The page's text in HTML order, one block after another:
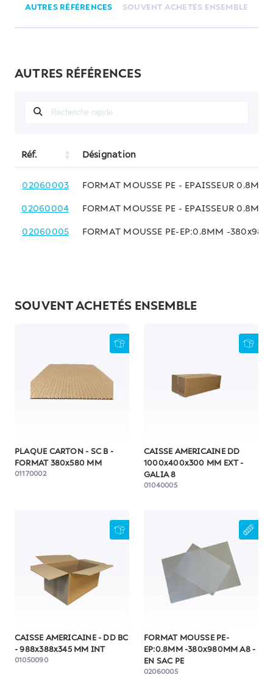
AUTRES RÉFÉRENCES SOUVENT ACHETÉS ENSEMBLE
AUTRES RÉFÉRENCES
Réf. Désignation
02060003 FORMAT MOUSSE PE - EPAISSEUR
02060004 FORMAT MOUSSE PE - EPAISSEUR
02060005 FORMAT MOUSSE PE-EP:0.8MM -
SOUVENT ACHETÉS ENSEMBLE
PLAQUE CARTON - SC B -
FORMAT 380x580 MM
01170002
CAISSE AMERICAINE DD
1000x400x300 MM EXT -
GALIA 8
01040005
CAISSE AMERICAINE - DD BC
- 988x388x345 MM INT
01050090
FORMAT MOUSSE PE-
EP:0.8MM -380x980MM A8 -
EN SAC PE
02060005